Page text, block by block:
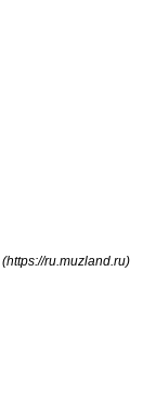
(https://ru.muzland.ru)